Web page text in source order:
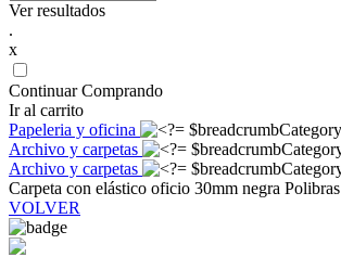
Ver resultados
.
x
Continuar Comprando
Ir al carrito
Papeleria y oficina
Archivo y carpetas
Archivo y carpetas
Carpeta con elástico oficio 30mm negra Polibras
VOLVER